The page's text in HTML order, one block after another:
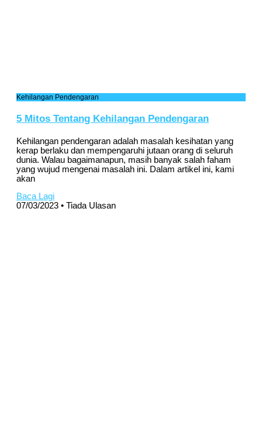
Kehilangan Pendengaran
5 Mitos Tentang Kehilangan Pendengaran
Kehilangan pendengaran adalah masalah kesihatan yang
kerap berlaku dan mempengaruhi jutaan orang di seluruh
dunia. Walau bagaimanapun, masih banyak salah faham
yang wujud mengenai masalah ini. Dalam artikel ini, kami
akan
Baca Lagi
07/03/2023
Tiada Ulasan